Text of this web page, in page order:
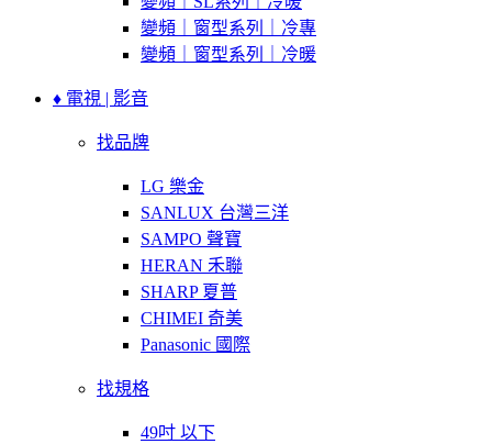
變頻｜窗型系列｜冷專
變頻｜窗型系列｜冷暖
♦ 電視 | 影音
找品牌
LG 樂金
SANLUX 台灣三洋
SAMPO 聲寶
HERAN 禾聯
SHARP 夏普
CHIMEI 奇美
Panasonic 國際
找規格
49吋 以下